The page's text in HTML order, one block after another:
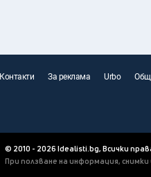
Контакти За реклама Urbo
© 2010 - 2026 Idealisti.bg, Всички
При ползване на информация,